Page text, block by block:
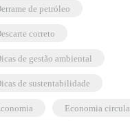
derrame de petróleo
descarte correto
dicas de gestão ambiental
dicas de sustentabilidade
economia economia